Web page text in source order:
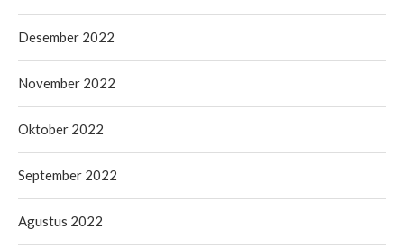
Desember 2022
November 2022
Oktober 2022
September 2022
Agustus 2022